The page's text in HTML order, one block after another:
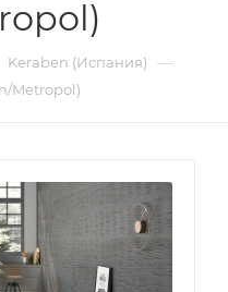
Keraben (Испания) —
Metropol)